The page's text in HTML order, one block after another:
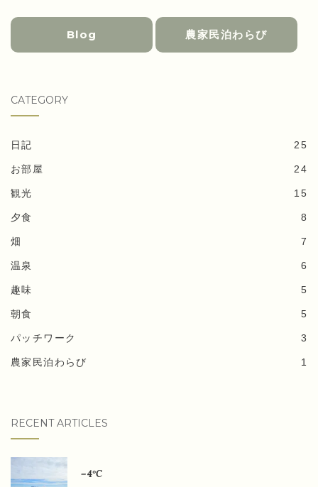
Blog 農家民泊わらび
CATEGORY
日記 25
お部屋 24
観光 15
夕食 8
畑 7
温泉 6
趣味 5
朝食 5
パッチワーク 3
農家民泊わらび 1
RECENT ARTICLES
－4°C